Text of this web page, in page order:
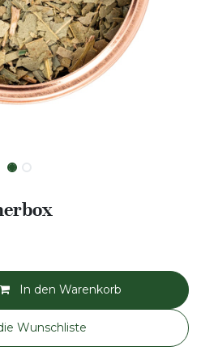
In den Warenkorb
Wunschliste